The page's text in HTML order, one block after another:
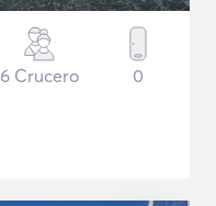
6 Crucero 0